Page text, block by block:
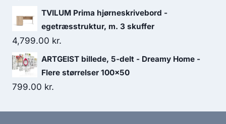
TVILUM Prima hjørneskrivebord -
egetræsstruktur, m. 3 skuffer
4,799.00 kr.
ARTGEIST billede, 5-delt - Dreamy Home -
Flere størrelser 100x50
799.00 kr.